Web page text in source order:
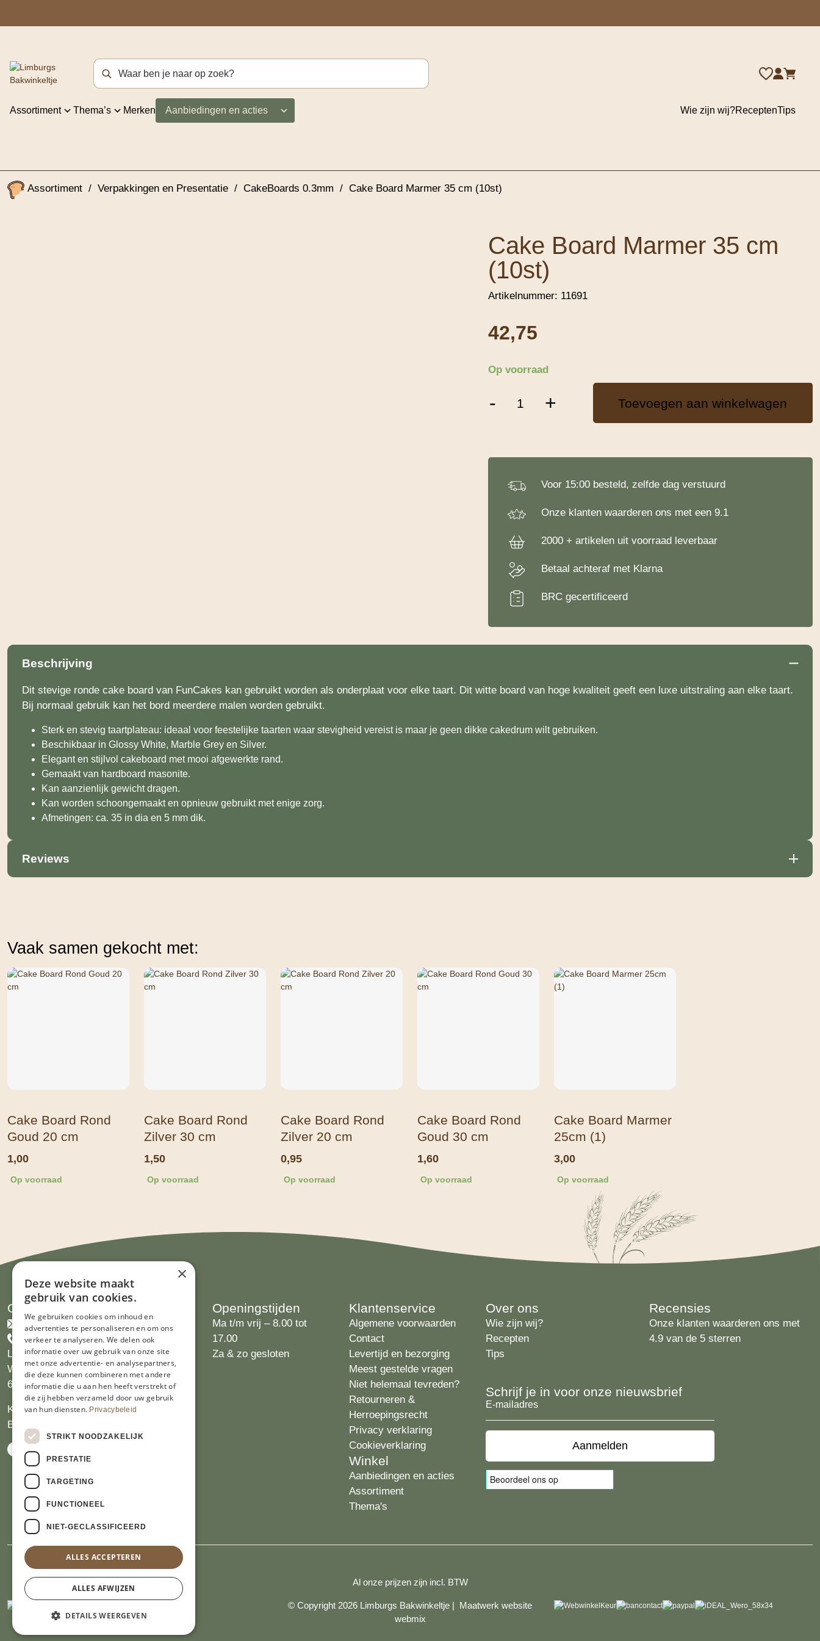
Zoekterm
Assortiment Thema’s Merken Aanbiedingen en acties Wie zijn wij?ReceptenTips
Assortiment / Verpakkingen en Presentatie / CakeBoards 0.3mm / Cake Board Marmer 35 cm (10st)
Cake Board Marmer 35 cm
(10st)
Artikelnummer: 11691
42,75
Op voorraad
-
Board
+ Toevoegen aan winkelwagen
Voor 15:00 besteld, zelfde dag verstuurd
Onze klanten waarderen ons met een 9.1
2000 + artikelen uit voorraad leverbaar
Betaal achteraf met Klarna
BRC gecertificeerd
Beschrijving
Dit stevige ronde cake board van FunCakes kan gebruikt worden als onderplaat voor elke taart. Dit witte board van hoge kwaliteit geeft een luxe uitstraling aan elke taart.
Bij normaal gebruik kan het bord meerdere malen worden gebruikt.
Sterk en stevig taartplateau: ideaal voor feestelijke taarten waar stevigheid vereist is maar je geen dikke cakedrum wilt gebruiken.
Beschikbaar in Glossy White, Marble Grey en Silver.
Elegant en stijlvol cakeboard met mooi afgewerkte rand.
Gemaakt van hardboard masonite.
Kan aanzienlijk gewicht dragen.
Kan worden schoongemaakt en opnieuw gebruikt met enige zorg.
Afmetingen: ca. 35 in dia en 5 mm dik.
Reviews
Vaak samen gekocht met:
Cake Board Rond
Goud 20 cm
1,00
Op voorraad
Cake Board Rond
Zilver 30 cm
1,50
Op voorraad
Cake Board Rond
Zilver 20 cm
0,95
Op voorraad
Cake Board Rond
Goud 30 cm
1,60
Op voorraad
Cake Board Marmer
25cm (1)
3,00
Op voorraad
Contact
info@limburgsbakwinkeltje.nl
+31455226693
Limburgs Bakwinkeltje
Wijngaardsweg 16
6412 PJ Heerlen
KVK 14069470
BTW NL809913914.B01
Openingstijden
Ma t/m vrij – 8.00 tot
17.00
Za & zo gesloten
Klantenservice
Algemene voorwaarden
Contact
Levertijd en bezorging
Meest gestelde vragen
Niet helemaal tevreden?
Retourneren &
Herroepingsrecht
Privacy verklaring
Cookieverklaring
Winkel
Aanbiedingen en acties
Assortiment
Thema's
Over ons
Wie zijn wij?
Recepten
Tips
Recensies
Onze klanten waarderen ons met
4.9 van de 5 sterren
Schrijf je in voor onze nieuwsbrief
E-
mailadres
Al onze prijzen zijn incl. BTW
© Copyright 2026 Limburgs Bakwinkeltje | Maatwerk website
webmix
×
Deze website maakt
gebruik van cookies.
We gebruiken cookies om inhoud en
advertenties te personaliseren en om ons
verkeer te analyseren. We delen ook
informatie over uw gebruik van onze site
met onze advertentie- en analysepartners,
die deze kunnen combineren met andere
informatie die u aan hen heeft verstrekt of
die zij hebben verzameld door uw gebruik
van hun diensten. Privacybeleid
STRIKT NOODZAKELIJK
PRESTATIE
TARGETING
FUNCTIONEEL
NIET-GECLASSIFICEERD
ALLES ACCEPTEREN
ALLES AFWIJZEN
DETAILS WEERGEVEN